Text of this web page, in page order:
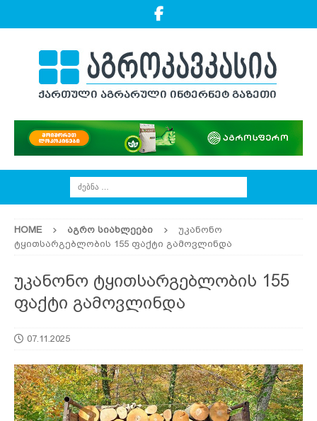
HOME ᲐᲒᲠᲝ ᲡᲘᲐᲮᲚᲔᲔᲑᲘ
უკანონო
ტყითსარგებლობის 155 ფაქტი გამოვლინდა
უკანონო ტყითსარგებლობის 155
ფაქტი გამოვლინდა
07.11.2025